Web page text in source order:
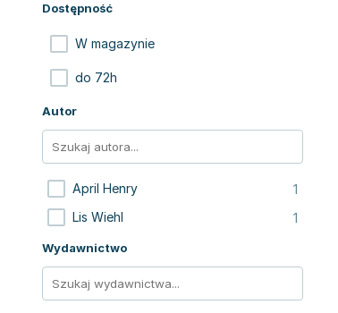
Dostępność
W magazynie
do 72h
Autor
April Henry 1
Lis Wiehl 1
Wydawnictwo